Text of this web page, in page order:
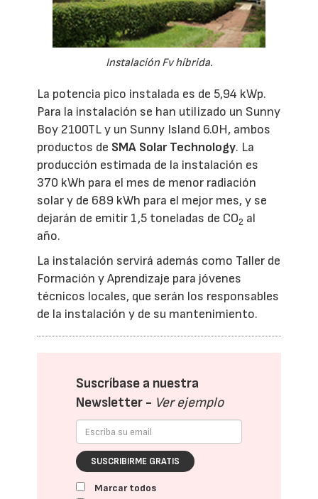
Instalación Fv híbrida.
La potencia pico instalada es de 5,94 kWp.
Para la instalación se han utilizado un Sunny
Boy 2100TL y un Sunny Island 6.0H, ambos
productos de SMA Solar Technology. La
producción estimada de la instalación es
370 kWh para el mes de menor radiación
solar y de 689 kWh para el mejor mes, y se
dejarán de emitir 1,5 toneladas de CO2 al
año.
La instalación servirá además como Taller de
Formación y Aprendizaje para jóvenes
técnicos locales, que serán los responsables
de la instalación y de su mantenimiento.
Suscríbase a nuestra
Newsletter - Ver ejemplo
SUSCRIBIRME GRATIS
Marcar todos